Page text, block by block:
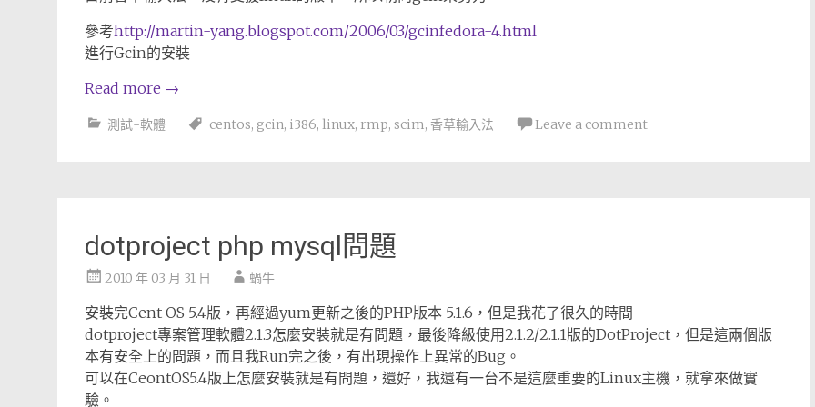
參考http://martin-yang.blogspot.com/2006/03/gcinfedora-4.html
進行Gcin的安裝
Read more →
測試-軟體 centos, gcin, i386, linux, rmp, scim, 香草輸入法 Leave a comment
dotproject php mysql問題
2010 年 03 月 31 日 蝸牛
安裝完Cent OS 5.4版，再經過yum更新之後的PHP版本 5.1.6，但是我花了很久的時間
dotproject專案管理軟體2.1.3怎麼安裝就是有問題，最後降級使用2.1.2/2.1.1版的DotProject，但是這兩個版
本有安全上的問題，而且我Run完之後，有出現操作上異常的Bug。
可以在CeontOS5.4版上怎麼安裝就是有問題，還好，我還有一台不是這麼重要的Linux主機，就拿來做實
驗。